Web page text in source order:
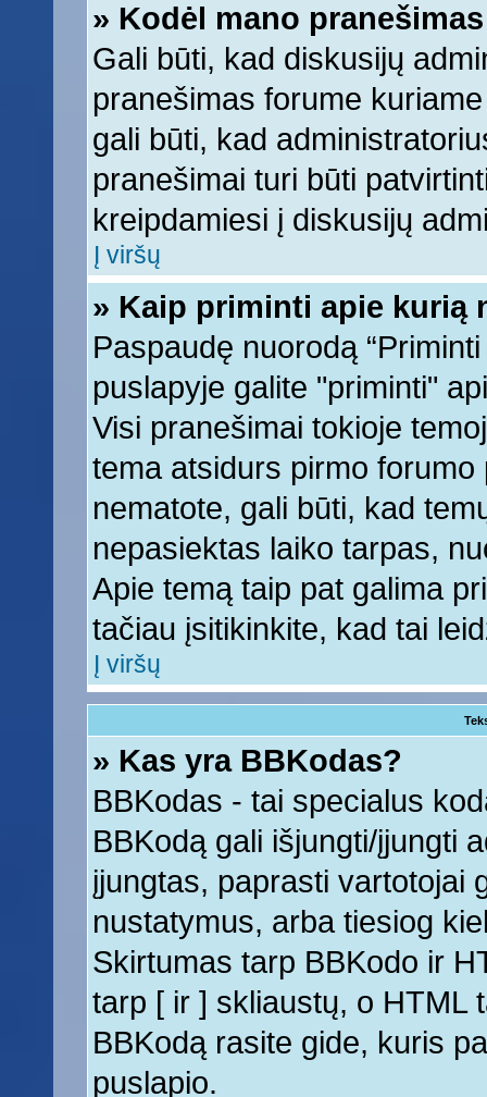
» Kodėl mano
Gali būti, kad diskusijų
pranešimas forume
gali būti, kad
pranešimai turi būti
kreipdamiesi į diskusijų
Į viršų
» Kaip priminti apie kurią
Paspaudę nuorodą
puslapyje galite "priminti"
Visi pranešimai tokioje
tema atsidurs pirmo
nematote, gali būti, kad
nepasiektas laiko tarpas,
Apie temą taip pat galima
tačiau įsitikinkite, kad tai
Į viršų
» Kas yra BBKodas?
BBKodas - tai specialus
BBKodą gali išjungti/įjungti
įjungtas, paprasti vartotojai
nustatymus, arba tiesiog
Skirtumas tarp BBKodo ir
tarp [ ir ] skliaustų, o HTML
BBKodą rasite gide, kuris
puslapio.